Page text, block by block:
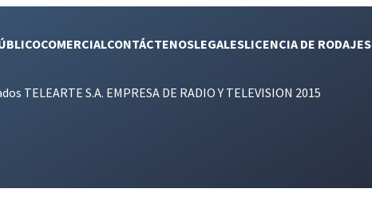
COMERCIALCONTÁCTENOSLEGALESLICENCIA DE RODAJES
TELEARTE S.A. EMPRESA DE RADIO Y TELEVISION 2015